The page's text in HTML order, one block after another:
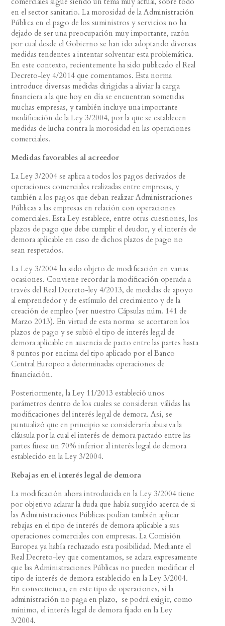
en el sector sanitario. La morosidad de la Administración
Pública en el pago de los suministros y servicios no ha
dejado de ser una preocupación muy importante, razón
por cual desde el Gobierno se han ido adoptando diversas
medidas tendentes a intentar solventar esta problemática.
En este contexto, recientemente ha sido publicado el Real
Decreto-ley 4/2014 que comentamos. Esta norma
introduce diversas medidas dirigidas a aliviar la carga
financiera a la que hoy en día se encuentran sometidas
muchas empresas, y también incluye una importante
modificación de la Ley 3/2004, por la que se establecen
medidas de lucha contra la morosidad en las operaciones
comerciales.
Medidas favorables al acreedor
La Ley 3/2004 se aplica a todos los pagos derivados de
operaciones comerciales realizadas entre empresas, y
también a los pagos que deban realizar Administraciones
Públicas a las empresas en relación con operaciones
comerciales. Esta Ley establece, entre otras cuestiones, los
plazos de pago que debe cumplir el deudor, y el interés de
demora aplicable en caso de dichos plazos de pago no
sean respetados.
La Ley 3/2004 ha sido objeto de modificación en varias
ocasiones. Conviene recordar la modificación operada a
través del Real Decreto-ley 4/2013, de medidas de apoyo
al emprendedor y de estímulo del crecimiento y de la
creación de empleo (ver nuestro Cápsulas núm. 141 de
Marzo 2013). En virtud de esta norma se acortaron los
plazos de pago y se subió el tipo de interés legal de
demora aplicable en ausencia de pacto entre las partes hasta
8 puntos por encima del tipo aplicado por el Banco
Central Europeo a determinadas operaciones de
financiación.
Posteriormente, la Ley 11/2013 estableció unos
parámetros dentro de los cuales se consideran válidas las
modificaciones del interés legal de demora. Así, se
puntualizó que en principio se consideraría abusiva la
cláusula por la cual el interés de demora pactado entre las
partes fuese un 70% inferior al interés legal de demora
establecido en la Ley 3/2004.
Rebajas en el interés legal de demora
La modificación ahora introducida en la Ley 3/2004 tiene
por objetivo aclarar la duda que había surgido acerca de si
las Administraciones Públicas podían también aplicar
rebajas en el tipo de interés de demora aplicable a sus
operaciones comerciales con empresas. La Comisión
Europea ya había rechazado esta posibilidad. Mediante el
Real Decreto-ley que comentamos, se aclara expresamente
que las Administraciones Públicas no pueden modificar el
tipo de interés de demora establecido en la Ley 3/2004.
En consecuencia, en este tipo de operaciones, si la
administración no paga en plazo, se podrá exigir, como
mínimo, el interés legal de demora fijado en la Ley
3/2004.